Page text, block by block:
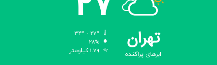
تهران
ابرهای پراکنده
28%
1.79 کیلومتر